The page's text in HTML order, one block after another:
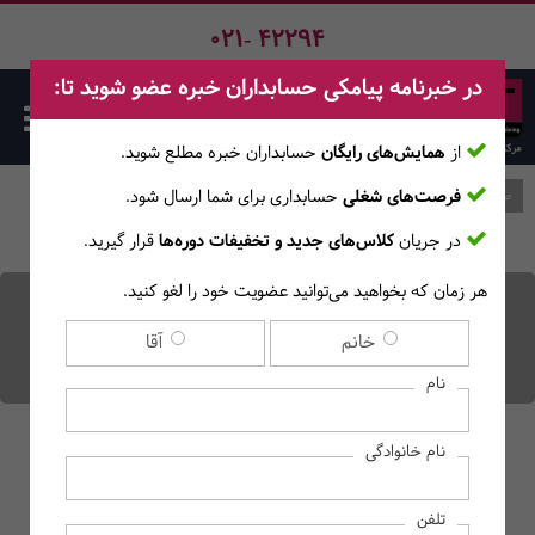
021- 42294
نحوه دریافت کد اقتصادی و
کد مالیاتی شرکت
صفحه اصلی وبلاگ
در خبرنامه پیامکی حسابداران خبره عضو شوید تا:
از همایش‌های رایگان حسابداران خبره مطلع ‎شوید.
فرصت‌های شغلی حسابداری برای شما ارسال شود.
در جریانکلاس‌های جدید و تخفیفات دوره‌هاقرار گیرید.
هر زمان که بخواهید می‌توانید عضویت خود را لغو کنید.
خانم آقا
نام
نام خانوادگی
تلفن